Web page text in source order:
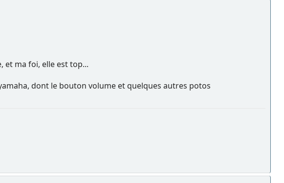
et ma foi, elle est top...
dont le bouton volume et quelques autres potos